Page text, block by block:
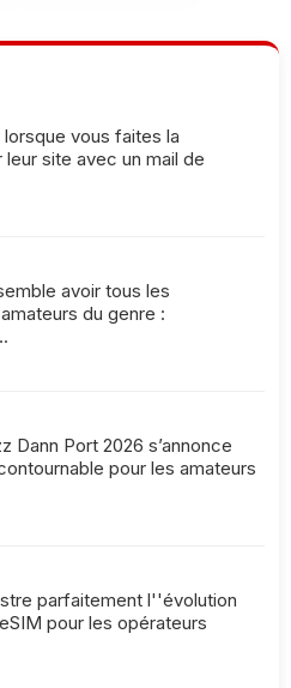
vous faites la
site avec un mail de
avoir tous les
du genre :
Dann Port 2026 s’annonce
pour les amateurs
parfaitement l''évolution
pour les opérateurs